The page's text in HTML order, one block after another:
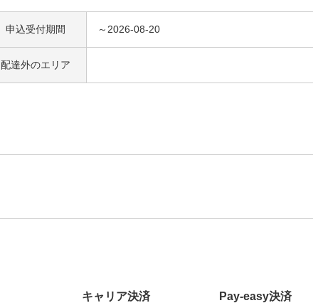
申込受付期間 ～2026-08-20
配達外のエリア
キャリア決済 Pay-easy決済